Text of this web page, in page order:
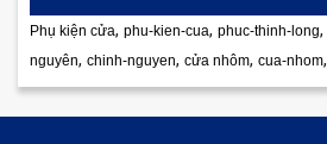
Phụ kiện cửa, phu-kien-cua, phuc-thinh-long,
nguyên, chinh-nguyen, cửa nhôm, cua-nhom,